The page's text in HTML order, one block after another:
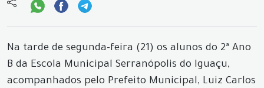
Na tarde de segunda-feira (21) os alunos do 2ª Ano
B da Escola Municipal Serranópolis do Iguaçu,
acompanhados pelo Prefeito Municipal, Luiz Carlos